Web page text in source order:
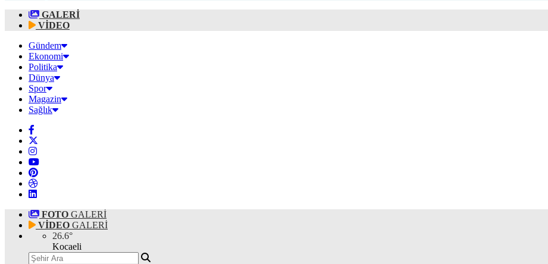
GALERİ
VİDEO
Gündem
Ekonomi
Politika
Dünya
Spor
Magazin
Sağlık
FOTO GALERİ
VİDEO GALERİ
26.6°
Kocaeli